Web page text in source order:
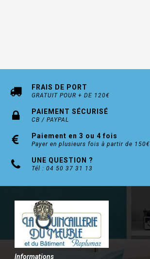
FRAIS DE PORT
GRATUIT POUR + DE 120€
PAIEMENT SÉCURISÉ
CB / PAYPAL
Paiement en 3 ou 4 fois
Payer en plusieurs fois à partir de 150€
UNE QUESTION ?
Tél : 04 50 37 31 13
Informations